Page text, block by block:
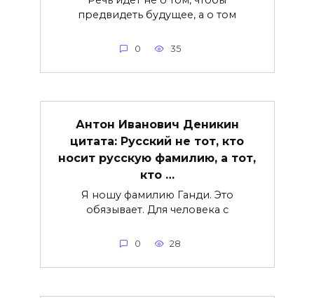
предвидеть будущее, а о том
0 35
Антон Иванович Деникин
цитата: Русский не тот, кто
носит русскую фамилию, а тот,
кто …
Я ношу фамилию Ганди. Это
обязывает. Для человека с
0 28